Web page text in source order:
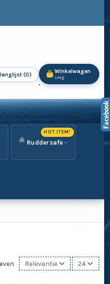
(0) Winkelwagen
Leeg
Ruddersafe
HOT ITEM!
Relevantie 24